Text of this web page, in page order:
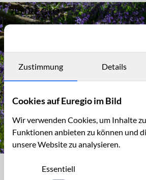
EUREGIO
IM BILD
Archiv
Kontakt
Archiv
9110
der
Wald bei
Hückelhoven
Im "Wald der blauen
Zustimmung Details
Cookies auf Euregio im Bild
Wir verwenden Cookies, um Inhalte
Funktionen anbieten zu können und
unsere Website zu analysieren.
Essentiell